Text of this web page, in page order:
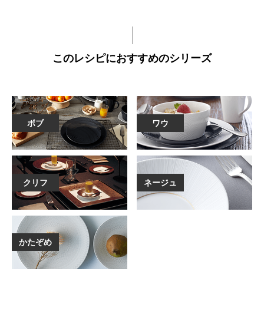
このレシピにおすすめのシリーズ
ボブ ワウ
クリフ ネージュ
かたぞめ